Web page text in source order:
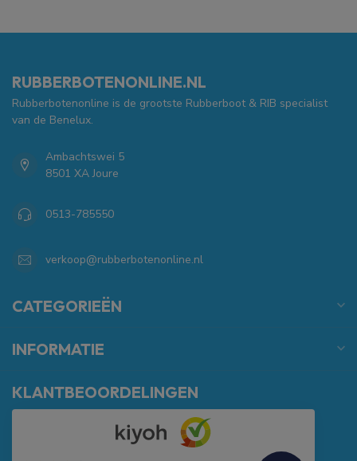
RUBBERBOTENONLINE.NL
Rubberbotenonline is de grootste Rubberboot & RIB specialist
van de Benelux.
Ambachtswei 5
8501 XA Joure
0513-785550
verkoop@rubberbotenonline.nl
CATEGORIEËN
INFORMATIE
KLANTBEOORDELINGEN